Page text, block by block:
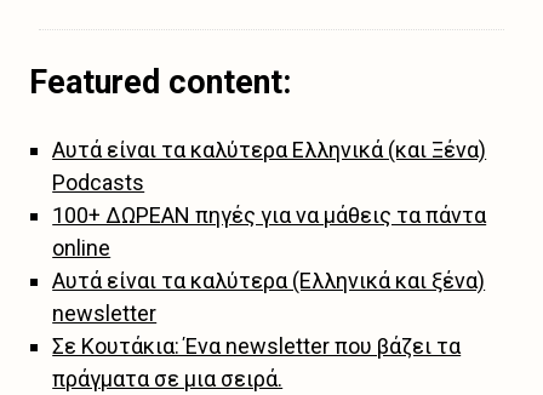
Featured content:
Αυτά είναι τα καλύτερα Ελληνικά (και Ξένα)
Podcasts
100+ ΔΩΡΕΑΝ πηγές για να μάθεις τα πάντα
online
Αυτά είναι τα καλύτερα (Ελληνικά και ξένα)
newsletter
Σε Κουτάκια: Ένα newsletter που βάζει τα
πράγματα σε μια σειρά.